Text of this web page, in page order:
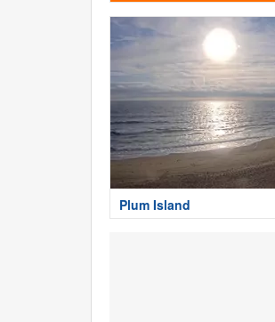
Plum Island